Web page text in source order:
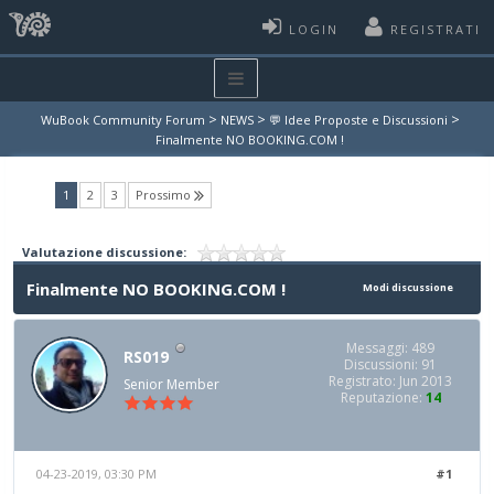
LOGIN REGISTRATI
WuBook Community Forum > NEWS > 💬 Idee Proposte e Discussioni >
Finalmente NO BOOKING.COM !
1 (current)
2 3 Prossimo
Valutazione discussione:
Modi discussione
Finalmente NO BOOKING.COM !
RS019
Senior Member
Messaggi: 489
Discussioni: 91
Registrato: Jun 2013
Reputazione: 14
#1
04-23-2019, 03:30 PM